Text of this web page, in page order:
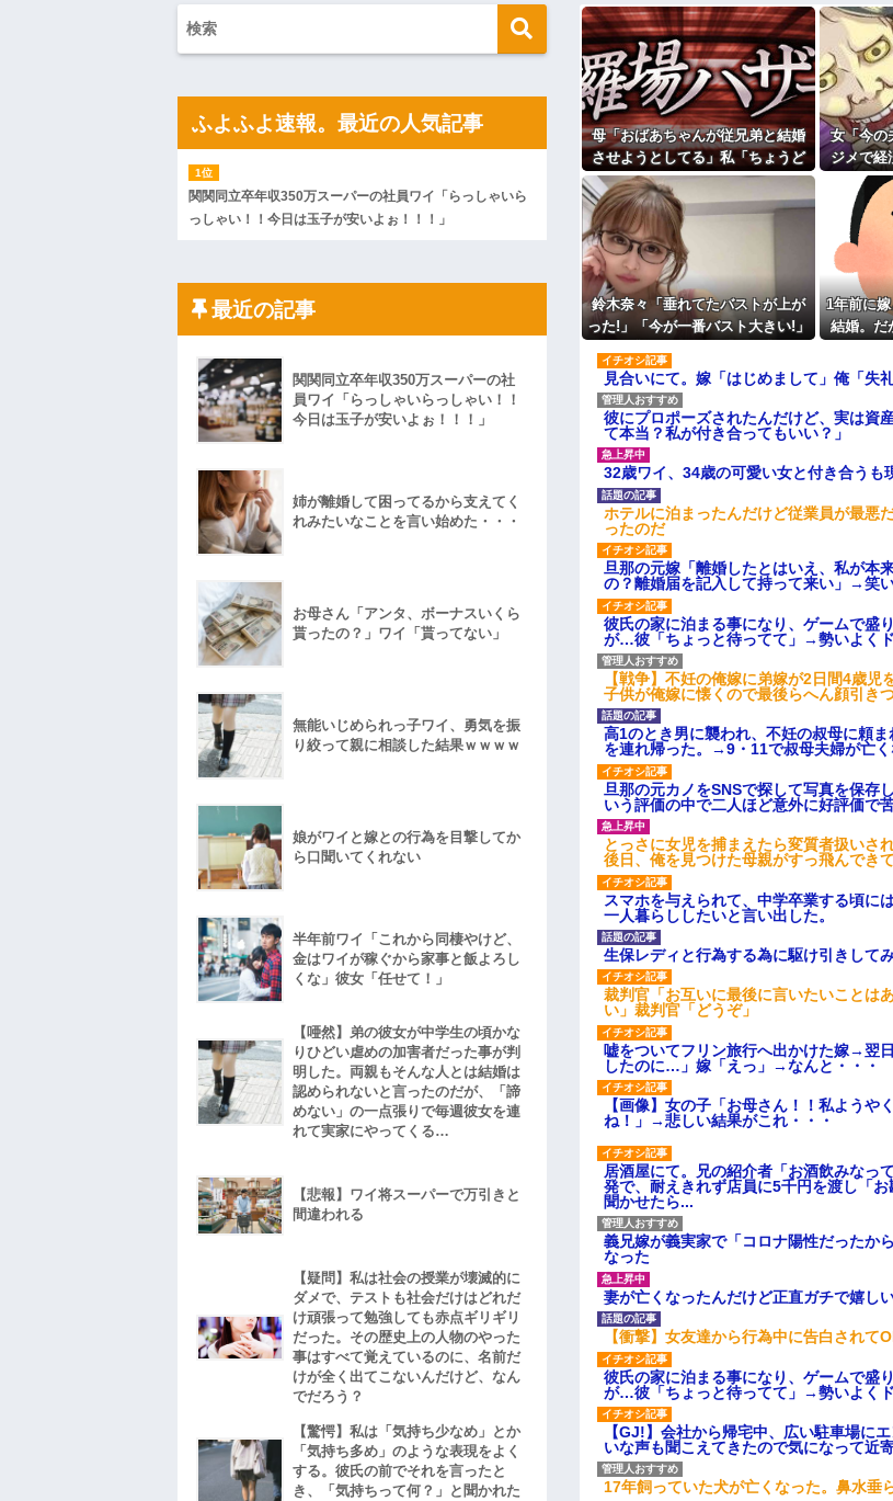
シャウエッセン公式、またこういうのでいい丼をポスト
AIさん、ドラクエ6を理想的にアニメ化してしまう
●●インフルエンサー「20歳でアルファード一括で買えちゃう私って素敵」
【怒報】国税庁「あのさぁ！君らがちゃんと納税してくれないとこうなっち
ゃうけどどうする？！」←これw w w w w w w w
【画像】愛知の半グレ、怖すぎる→御尊顔がこちら…
母「おばあちゃんが従兄弟と結婚させようとしてる」私「ちょうどいい、そ
の話利用するわ」→3日後にまさかの展開…
鍵失くした男「45分だけ部屋に入れろ！何もしないから！」→女子大生「無
理です（警察呼びます）」→男「熱中症になれってか！使えないな！」完全
に...
【は？】 停車中、車にぶつけられた私「警察呼ぶ」相手のおばさん「今時間
ないんだけど！警察何分で来るの！？早くしろ！怒」私「はぁ？」そこへ警...
ハードオフに売っていた4万4000円のフィギュアがヤバすぎるｗｗｗｗｗｗ
私「ちょっと、人の家の金庫触らないでよ！」キチママ『そこに金庫があっ
たから、開けてみようとしただけ☆』義兄「泥は出てけ！二度と来るな！」結
私「初めて飲む味だけどなんのお茶？」彼「ちっ！」私「」
【GIF】JSのカンチョーワロタ
後続車にクラクションを鳴らされ彼氏が逆切れ。「何クラクション鳴らして
んだ！降りてこいよ！」と怒鳴りだし...
【衝撃】報酬100万円超の治験募集がこちらｗｗｗｗｗ(※画像あり)
【ネット騒然】惨殺されたタワマン頂き女子のこの動画、すげえええええｗ
ｗｗｗｗｗｗｗｗｗｗ
【愕然】白のクラウン俺氏、高速道路左車線を制限速度で走った結果
wwwwwwwwwwww
百年の恋12-899 食べた量を張り合ってくる
【悲報】佐藤輝明・・・２軍でも盛大にやらかす←あまり悲しませないでく
だったっけ？」と白
高校３年生の女で
す
高校３年生の女で
す
道路に面してて砂
日程無断駐車。さす
ある物を…結果ｗｗ
欠勤連絡してきた
った夜、後輩から届
未読スルー見抜かれ
旦那の祖父が亡く
「余計な出費すん
【速報】ユニク
映画デートの予定
て、これはダメだと
主な税金の成り立
母「おばあちゃんが従兄弟と結婚
させようとしてる」私「ちょうど
いい、その話利用するわ」→3日後
にまさかの展開…
女「今の
ジメで経
いな」
産科の
鈴木奈々「垂れてたバストが上が
った!」「今が一番バスト大きい!」
1年前に
結婚。だ
見合いにて。嫁「はじめまして」俺「失
彼にプロポーズされたんだけど、実は資
て本当？私が付き合ってもいい？」
32歳ワイ、34歳の可愛い女と付き合うも
ホテルに泊まったんだけど従業員が最悪
ったのだ
旦那の元嫁「離婚したとはいえ、私が本
の？離婚届を記入して持って来い」→笑
彼氏の家に泊まる事になり、ゲームで盛
が…彼「ちょっと待ってて」→勢いよく
【戦争】不妊の俺嫁に弟嫁が2日間4歳
子供が俺嫁に懐くので最後らへん顔引
高1のとき男に襲われ、不妊の叔母に頼
を連れ帰った。→9・11で叔母夫婦が亡
旦那の元カノをSNSで探して写真を保存
いう評価の中で二人ほど意外に好評価で
とっさに女児を捕まえたら変質者扱いさ
後日、俺を見つけた母親がすっ飛んでき
スマホを与えられて、中学卒業する頃に
一人暮らししたいと言い出した。
生保レディと行為する為に駆け引きして
裁判官「お互いに最後に言いたいことは
い」裁判官「どうぞ」
嘘をついてフリン旅行へ出かけた嫁→翌
したのに…」嫁「えっ」→なんと・・・
【画像】女の子「お母さん！！私よう
ね！」→悲しい結果がこれ・・・
居酒屋にて。兄の紹介者「お酒飲みなっ
発で、耐えきれず店員に5千円を渡し「
聞かせたら...
義兄嫁が義実家で「コロナ陽性だったか
なった
妻が亡くなったんだけど正直ガチで嬉し
【衝撃】女友達から行為中に告白されて
彼氏の家に泊まる事になり、ゲームで盛
が…彼「ちょっと待ってて」→勢いよく
【GJ!】会社から帰宅中、広い駐車場に
いな声も聞こえてきたので気になって近
17年飼っていた犬が亡くなった。鼻水
ふよふよ速報。最近の人気記事
関関同立卒年収350万スーパーの社員ワイ「らっしゃいら
っしゃい！！今日は玉子が安いよぉ！！！」
最近の記事
関関同立卒年収350万スーパーの社
員ワイ「らっしゃいらっしゃい！！
今日は玉子が安いよぉ！！！」
姉が離婚して困ってるから支えてく
れみたいなことを言い始めた・・・
お母さん「アンタ、ボーナスいくら
貰ったの？」ワイ「貰ってない」
無能いじめられっ子ワイ、勇気を振
り絞って親に相談した結果ｗｗｗｗ
娘がワイと嫁との行為を目撃してか
ら口聞いてくれない
半年前ワイ「これから同棲やけど、
金はワイが稼ぐから家事と飯よろし
くな」彼女「任せて！」
【唖然】弟の彼女が中学生の頃かな
りひどい虐めの加害者だった事が判
明した。両親もそんな人とは結婚は
認められないと言ったのだが、「諦
めない」の一点張りで毎週彼女を連
れて実家にやってくる…
【悲報】ワイ将スーパーで万引きと
間違われる
【疑問】私は社会の授業が壊滅的に
ダメで、テストも社会だけはどれだ
け頑張って勉強しても赤点ギリギリ
だった。その歴史上の人物のやった
事はすべて覚えているのに、名前だ
けが全く出てこないんだけど、なん
でだろう？
【驚愕】私は「気持ち少なめ」とか
「気持ち多め」のような表現をよく
する。彼氏の前でそれを言ったと
き、「気持ちって何？」と聞かれた